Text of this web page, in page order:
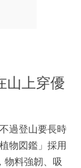
山上穿優
過登山要長時
物図鑑」採用
物料強韌、吸